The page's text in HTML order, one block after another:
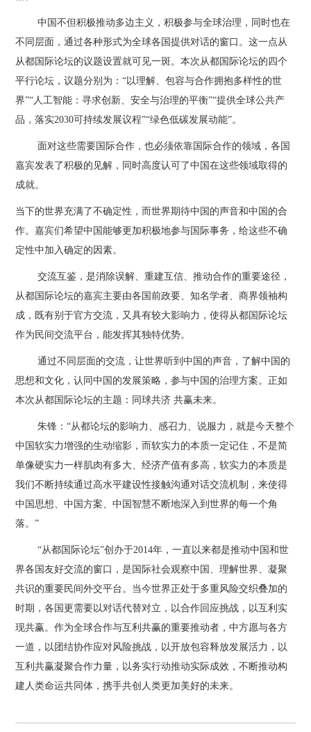
中国不但积极推动多边主义，积极参与全球治理，同时也在
不同层面，通过各种形式为全球各国提供对话的窗口。这一点从
从都国际论坛的议题设置就可见一斑。本次从都国际论坛的四个
平行论坛，议题分别为：“以理解、包容与合作拥抱多样性的世
界”“人工智能：寻求创新、安全与治理的平衡”“提供全球公共产
品，落实2030可持续发展议程”“绿色低碳发展动能”。
面对这些需要国际合作，也必须依靠国际合作的领域，各国
嘉宾发表了积极的见解，同时高度认可了中国在这些领域取得的
成就。
当下的世界充满了不确定性，而世界期待中国的声音和中国的合
作。嘉宾们希望中国能够更加积极地参与国际事务，给这些不确
定性中加入确定的因素。
交流互鉴，是消除误解、重建互信、推动合作的重要途径，
从都国际论坛的嘉宾主要由各国前政要、知名学者、商界领袖构
成，既有别于官方交流，又具有较大影响力，使得从都国际论坛
作为民间交流平台，能发挥其独特优势。
通过不同层面的交流，让世界听到中国的声音，了解中国的
思想和文化，认同中国的发展策略，参与中国的治理方案。正如
本次从都国际论坛的主题：同球共济 共赢未来。
朱锋：“从都论坛的影响力、感召力、说服力，就是今天整个
中国软实力增强的生动缩影，而软实力的本质一定记住，不是简
单像硬实力一样肌肉有多大、经济产值有多高，软实力的本质是
我们不断持续通过高水平建设性接触沟通对话交流机制，来使得
中国思想、中国方案、中国智慧不断地深入到世界的每一个角
落。”
“从都国际论坛”创办于2014年，一直以来都是推动中国和世
界各国友好交流的窗口，是国际社会观察中国、理解世界、凝聚
共识的重要民间外交平台。当今世界正处于多重风险交织叠加的
时期，各国更需要以对话代替对立，以合作回应挑战，以互利实
现共赢。作为全球合作与互利共赢的重要推动者，中方愿与各方
一道，以团结协作应对风险挑战，以开放包容释放发展活力，以
互利共赢凝聚合作力量，以务实行动推动实际成效，不断推动构
建人类命运共同体，携手共创人类更加美好的未来。